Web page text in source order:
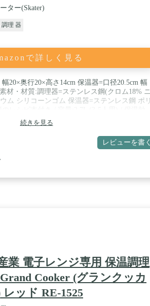
ター(Skater)
調理 器
で詳しく見る
20×奥行20×高さ14cm 保温器=口径20.5cm 幅
材・材質:調理器=ステンレス鋼(クロム18%
ム シリコーンゴム 保温器=ステンレス鋼 ポ
力:7.5度以下(6時間) / 対応熱源:IH(200V対応)
ゲン シーズ / 注意事項:電子レンジ・食洗機
続きを見る
レビューを書
業 電子レンジ専用 保温調理
Cooker (グランクッカ
レッド RE-1525